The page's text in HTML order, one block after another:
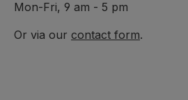
Mon-Fri, 9 am - 5 pm
Or via our contact form.